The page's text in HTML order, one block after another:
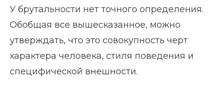
У брутальности нет точного определения.
Обобщая все вышесказанное, можно
утверждать, что это совокупность черт
характера человека, стиля поведения и
специфической внешности.